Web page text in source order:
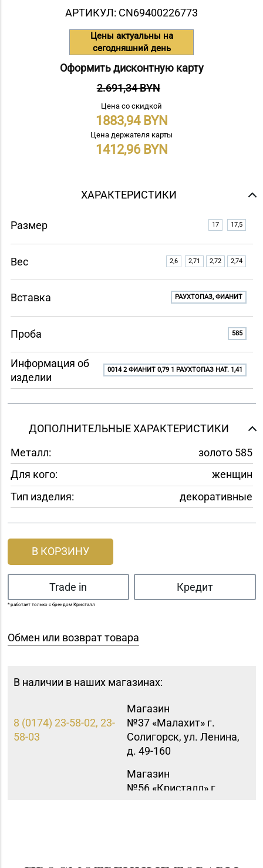
АРТИКУЛ: СN69400226773
Цены актуальны на
сегодняшний день
Оформить дисконтную карту
2.691,34 BYN
Цена со скидкой
1883,94
Цена держателя карты
1412,96
ХАРАКТЕРИСТИКИ
Размер 17 17,5
Вес 2,6 2,71 2,72 2,74
Вставка РАУХТОПАЗ, ФИАНИТ
Проба 585
Информация об
изделии
0014 2 ФИАНИТ 0,79 1 РАУХТОПАЗ НАТ. 1,41
ДОПОЛНИТЕЛЬНЫЕ ХАРАКТЕРИСТИКИ
Металл:
золото 585
Для кого:
женщин
Тип изделия:
декоративные
В КОРЗИНУ
Trade in Кредит
* работает только с брендом Кристалл
Обмен или возврат товара
В наличии в наших магазинах:
8 (0174) 23-58-02, 23-
58-03
Магазин
№37 «Малахит» г.
Солигорск, ул. Ленина,
д. 49-160
Магазин
№56 «Кристалл» г.